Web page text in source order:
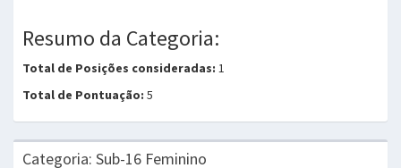
Resumo da Categoria:
Total de Posições consideradas: 1
Total de Pontuação: 5
Categoria: Sub-16 Feminino